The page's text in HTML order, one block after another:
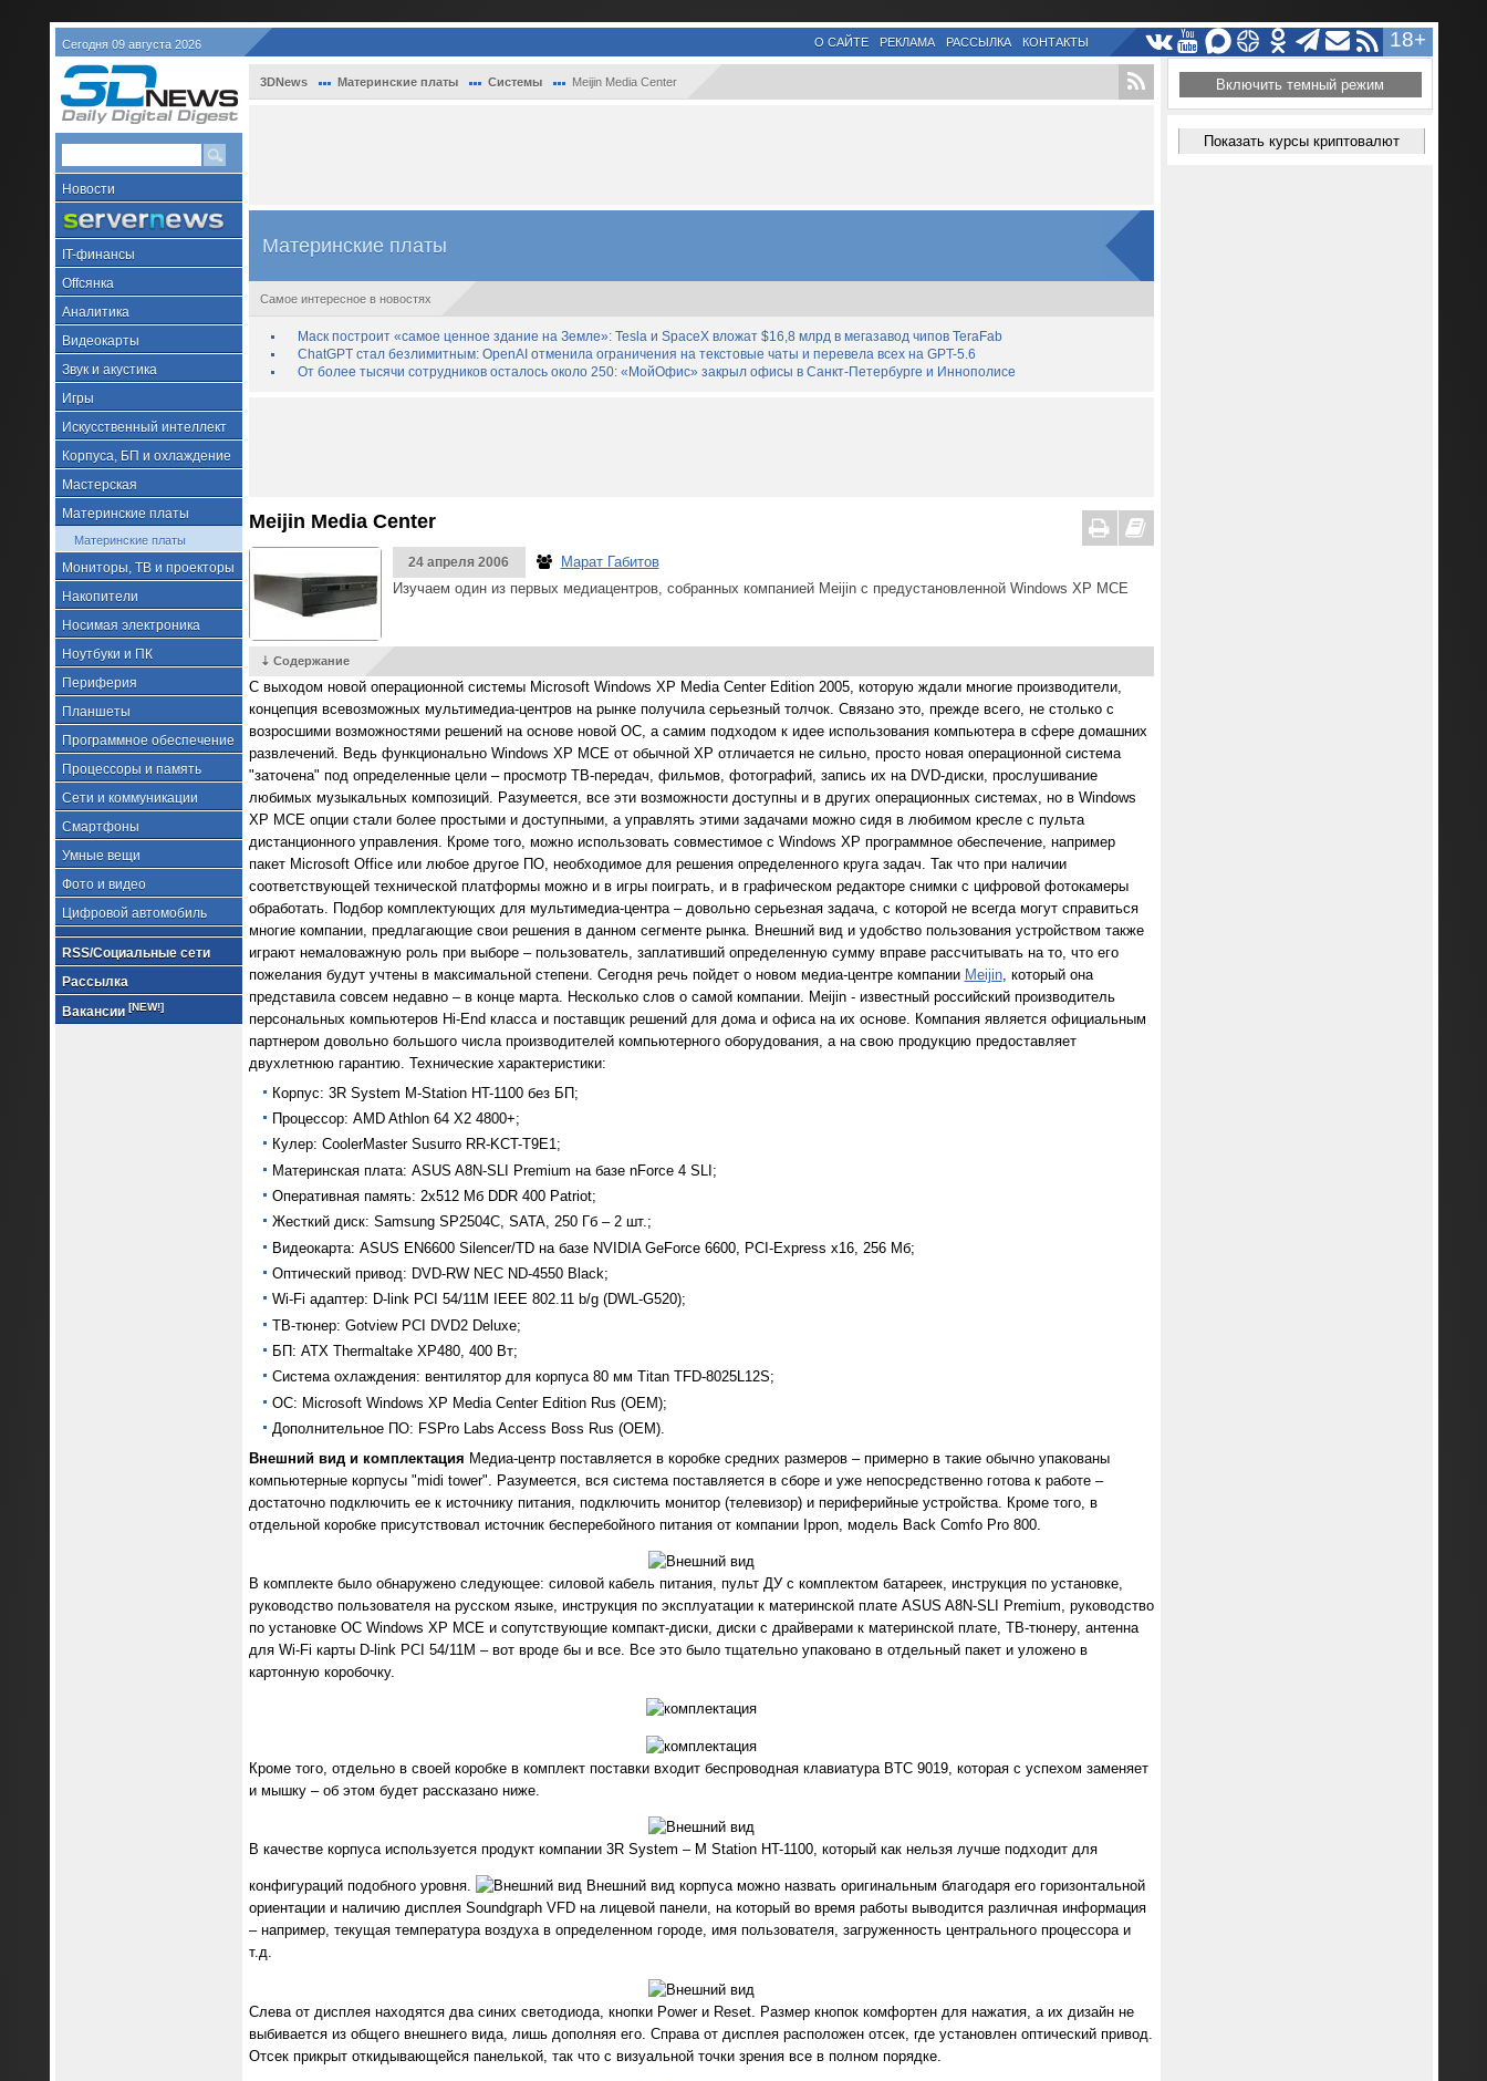
Сегодня 09 августа 2026 18+
О САЙТЕ РЕКЛАМА РАССЫЛКА КОНТАКТЫ
Новости
IT-финансы
Offсянка
Аналитика
Видеокарты
Звук и акустика
Игры
Искусственный интеллект
Корпуса, БП и охлаждение
Мастерская
Материнские платы
Материнские платы
Мониторы, ТВ и проекторы
Накопители
Носимая электроника
Ноутбуки и ПК
Периферия
Планшеты
Программное обеспечение
Процессоры и память
Сети и коммуникации
Смартфоны
Умные вещи
Фото и видео
Цифровой автомобиль
RSS/Социальные сети
Рассылка
Вакансии [NEW!]
3DNews Материнские платы Системы Meijin Media Center
Материнские платы
Самое интересное в новостях
Маск построит «самое ценное здание на Земле»: Tesla и SpaceX вложат $16,8 млрд в мегазавод чипов TeraFab
ChatGPT стал безлимитным: OpenAI отменила ограничения на текстовые чаты и перевела всех на GPT-5.6
От более тысячи сотрудников осталось около 250: «МойОфис» закрыл офисы в Санкт-Петербурге и Иннополисе
Meijin Media Center
24 апреля 2006
Марат Габитов
Изучаем один из первых медиацентров, собранных компанией Meijin с предустановленной Windows XP MCE
⇣ Содержание
С выходом новой операционной системы Microsoft Windows XP Media Center Edition 2005, которую ждали многие производители,
концепция всевозможных мультимедиа-центров на рынке получила серьезный толчок. Связано это, прежде всего, не столько с
возросшими возможностями решений на основе новой ОС, а самим подходом к идее использования компьютера в сфере домашних
развлечений. Ведь функционально Windows XP MCE от обычной XP отличается не сильно, просто новая операционной система
"заточена" под определенные цели – просмотр ТВ-передач, фильмов, фотографий, запись их на DVD-диски, прослушивание
любимых музыкальных композиций. Разумеется, все эти возможности доступны и в других операционных системах, но в Windows
XP MCE опции стали более простыми и доступными, а управлять этими задачами можно сидя в любимом кресле с пульта
дистанционного управления. Кроме того, можно использовать совместимое с Windows XP программное обеспечение, например
пакет Microsoft Office или любое другое ПО, необходимое для решения определенного круга задач. Так что при наличии
соответствующей технической платформы можно и в игры поиграть, и в графическом редакторе снимки с цифровой фотокамеры
обработать. Подбор комплектующих для мультимедиа-центра – довольно серьезная задача, с которой не всегда могут справиться
многие компании, предлагающие свои решения в данном сегменте рынка. Внешний вид и удобство пользования устройством также
играют немаловажную роль при выборе – пользователь, заплативший определенную сумму вправе рассчитывать на то, что его
пожелания будут учтены в максимальной степени. Сегодня речь пойдет о новом медиа-центре компании Meijin, который она
представила совсем недавно – в конце марта. Несколько слов о самой компании. Meijin - известный российский производитель
персональных компьютеров Hi-End класса и поставщик решений для дома и офиса на их основе. Компания является официальным
партнером довольно большого числа производителей компьютерного оборудования, а на свою продукцию предоставляет
двухлетнюю гарантию. Технические характеристики:
Корпус: 3R System M-Station HT-1100 без БП;
Процессор: AMD Athlon 64 X2 4800+;
Кулер: CoolerMaster Susurro RR-KCT-T9E1;
Материнская плата: ASUS A8N-SLI Premium на базе nForce 4 SLI;
Оперативная память: 2х512 Мб DDR 400 Patriot;
Жесткий диск: Samsung SP2504C, SATA, 250 Гб – 2 шт.;
Видеокарта: ASUS EN6600 Silencer/TD на базе NVIDIA GeForce 6600, PCI-Express x16, 256 Мб;
Оптический привод: DVD-RW NEC ND-4550 Black;
Wi-Fi адаптер: D-link PCI 54/11M IEEE 802.11 b/g (DWL-G520);
ТВ-тюнер: Gotview PCI DVD2 Deluxe;
БП: ATX Thermaltake XP480, 400 Вт;
Система охлаждения: вентилятор для корпуса 80 мм Titan TFD-8025L12S;
ОС: Microsoft Windows XP Media Center Edition Rus (OEM);
Дополнительное ПО: FSPro Labs Access Boss Rus (OEM).
Внешний вид и комплектация Медиа-центр поставляется в коробке средних размеров – примерно в такие обычно упакованы
компьютерные корпусы "midi tower". Разумеется, вся система поставляется в сборе и уже непосредственно готова к работе –
достаточно подключить ее к источнику питания, подключить монитор (телевизор) и периферийные устройства. Кроме того, в
отдельной коробке присутствовал источник бесперебойного питания от компании Ippon, модель Back Comfo Pro 800.
В комплекте было обнаружено следующее: силовой кабель питания, пульт ДУ с комплектом батареек, инструкция по установке,
руководство пользователя на русском языке, инструкция по эксплуатации к материнской плате ASUS A8N-SLI Premium, руководство
по установке ОС Windows XP MCE и сопутствующие компакт-диски, диски с драйверами к материнской плате, ТВ-тюнеру, антенна
для Wi-Fi карты D-link PCI 54/11M – вот вроде бы и все. Все это было тщательно упаковано в отдельный пакет и уложено в
картонную коробочку.
Кроме того, отдельно в своей коробке в комплект поставки входит беспроводная клавиатура BTC 9019, которая с успехом заменяет
и мышку – об этом будет рассказано ниже.
В качестве корпуса используется продукт компании 3R System – M Station HT-1100, который как нельзя лучше подходит для
конфигураций подобного уровня.
Внешний вид корпуса можно назвать оригинальным благодаря его горизонтальной
ориентации и наличию дисплея Soundgraph VFD на лицевой панели, на который во время работы выводится различная информация
– например, текущая температура воздуха в определенном городе, имя пользователя, загруженность центрального процессора и
т.д.
Слева от дисплея находятся два синих светодиода, кнопки Power и Reset. Размер кнопок комфортен для нажатия, а их дизайн не
выбивается из общего внешнего вида, лишь дополняя его. Справа от дисплея расположен отсек, где установлен оптический привод.
Отсек прикрыт откидывающейся панелькой, так что с визуальной точки зрения все в полном порядке.
Включить темный режим
Показать курсы криптовалют